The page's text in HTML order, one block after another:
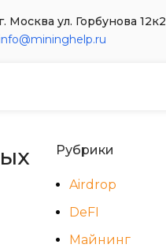
г. Москва ул. Горбунова 12к2
info@mininghelp.ru
Рубрики
Airdrop
DeFI
Майнинг